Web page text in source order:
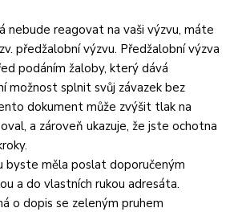
nebude reagovat na vaši výzvu, máte
předžalobní výzvu. Předžalobní výzva
podáním žaloby, který dává
možnost splnit svůj závazek bez
dokument může zvýšit tlak na
a zároveň ukazuje, že jste ochotna
byste měla poslat doporučeným
a do vlastních rukou adresáta.
o dopis se zeleným pruhem